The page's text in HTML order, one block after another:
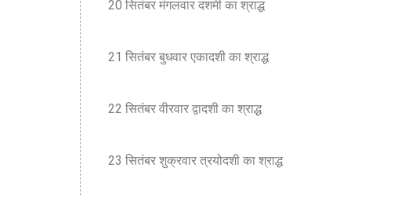
20 सितंबर मंगलवार दशमी का श्राद्ध
21 सितंबर बुधवार एकादशी का श्राद्ध
22 सितंबर वीरवार द्वादशी का श्राद्ध
23 सितंबर शुक्रवार त्रयोदशी का श्राद्ध